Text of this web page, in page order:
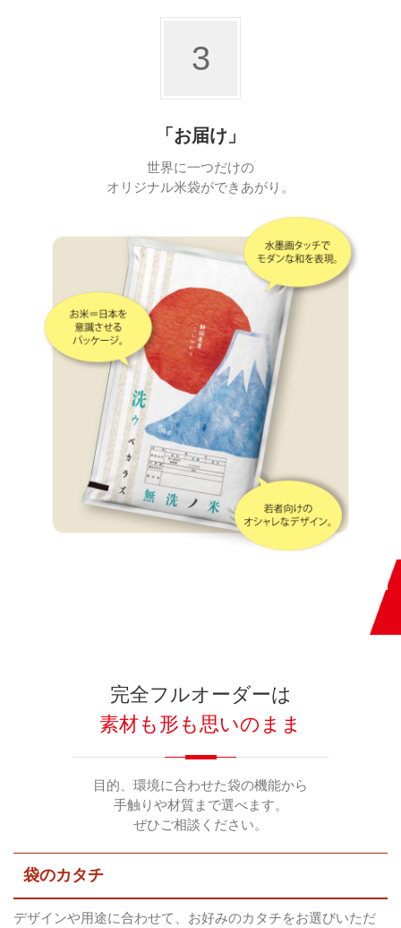
3
「お届け」
世界に一つだけの
オリジナル米袋ができあがり。
完全フルオーダーは
素材も形も思いのまま
目的、環境に合わせた袋の機能から
手触りや材質まで選べます。
ぜひご相談ください。
袋のカタチ
デザインや用途に合わせて、お好みのカタチをお選びいただ